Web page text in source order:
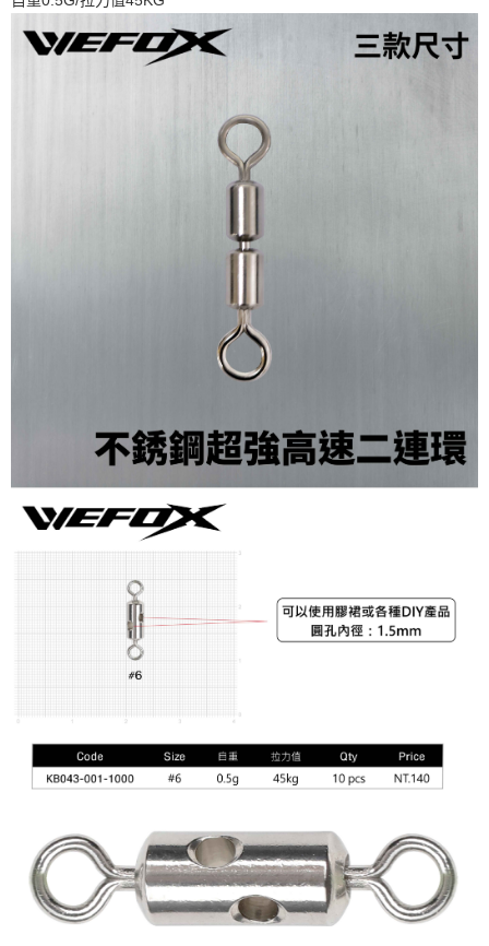
請求用戶進行身份認證。
５．嚴禁一人註冊多個帳號或使用他人資訊註冊。若發現惡意使用之情形，
恩沛科技股份有限公司將有權停止該用戶之使用額度並採取法律行動。
國家/地區配送(**下單前請私訊客服確認實際運費(運費另
計)，訂單才得以成立**)
查看運費